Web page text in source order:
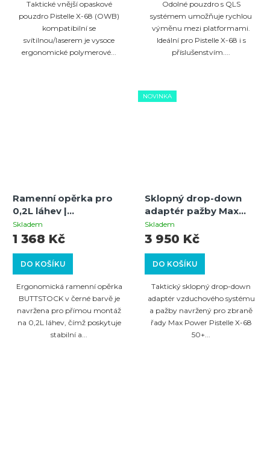
Taktické vnější opaskové
pouzdro Pistelle X-68 (OWB)
kompatibilní se
svítilnou/laserem je vysoce
ergonomické polymerové...
Odolné pouzdro s QLS
systémem umožňuje rychlou
výměnu mezi platformami.
Ideální pro Pistelle X-68 i s
příslušenstvím....
Ramenní opěrka pro
0,2L láhev |
BUTTSTOCK | ČERNÁ
Skladem
DO KOŠÍKU
1 368 Kč
Ergonomická ramenní opěrka
BUTTSTOCK v černé barvě je
navržena pro přímou montáž
na 0,2L láhev, čímž poskytuje
stabilní a...
NOVINKA
Sklopný drop-down
adaptér pažby Max
Power Pistelle X-68
50+ Joules s
mechanismem Gen3
Skladem
DO KOŠÍKU
3 950 Kč
Taktický sklopný drop-down
adaptér vzduchového systému
a pažby navržený pro zbraně
řady Max Power Pistelle X-68
50+...